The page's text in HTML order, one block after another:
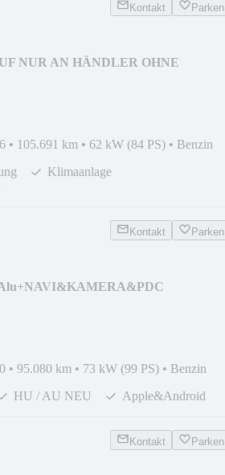
Kontakt Parken
NUR AN HÄNDLER OHNE
• 105.691 km • 62 kW (84 PS) • Benzin
Klimaanlage
Kontakt Parken
• 95.080 km • 73 kW (99 PS) • Benzin
HU / AU NEU Apple&Android
Kontakt Parken